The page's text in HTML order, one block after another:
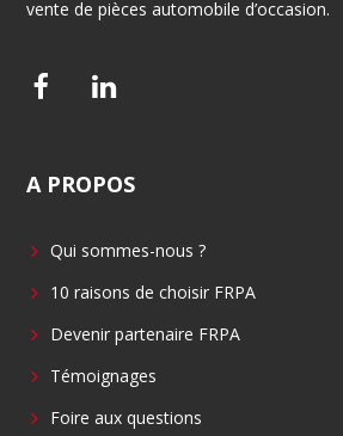
vente de pièces automobile d’occasion.
F
e
o
o
L
k
d
i
A PROPOS
Qui sommes-nous ?
10 raisons de choisir FRPA
Devenir partenaire FRPA
Témoignages
Foire aux questions